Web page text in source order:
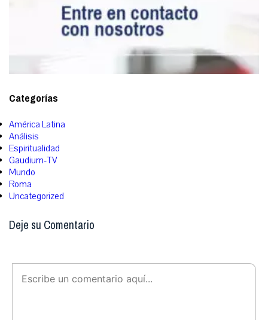
Categorías
América Latina
Análisis
Espiritualidad
Gaudium-TV
Mundo
Roma
Uncategorized
Deje su Comentario